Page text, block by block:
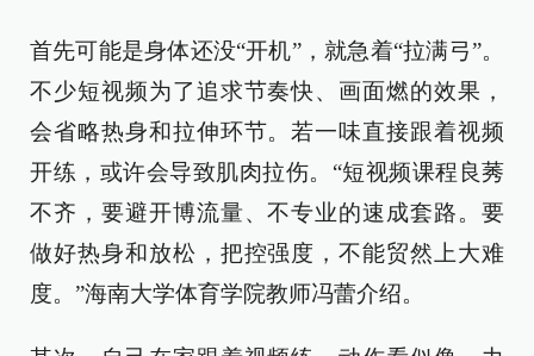
首先可能是身体还没“开机”，就急着“拉满弓”。
不少短视频为了追求节奏快、画面燃的效果，
会省略热身和拉伸环节。若一味直接跟着视频
开练，或许会导致肌肉拉伤。“短视频课程良莠
不齐，要避开博流量、不专业的速成套路。要
做好热身和放松，把控强度，不能贸然上大难
度。”海南大学体育学院教师冯蕾介绍。